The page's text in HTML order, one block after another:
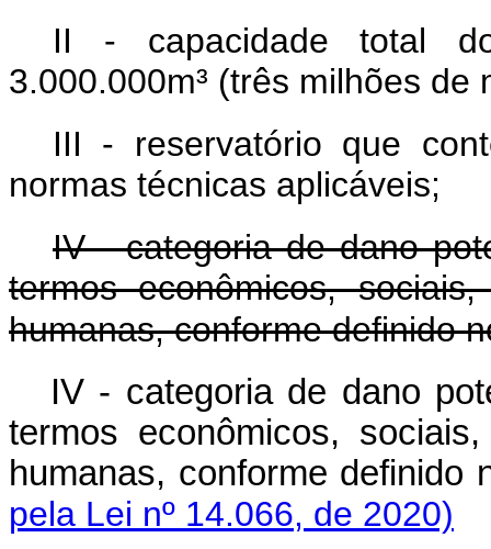
II - capacidade total
3.000.000m³ (três milhões
III - reservatório que
normas técnicas aplicáveis;
IV - categoria de dano
termos econômicos,
humanas, conforme definido
IV - categoria de dano
termos econômicos,
humanas, conforme
pela Lei nº 14.066, de 2020)